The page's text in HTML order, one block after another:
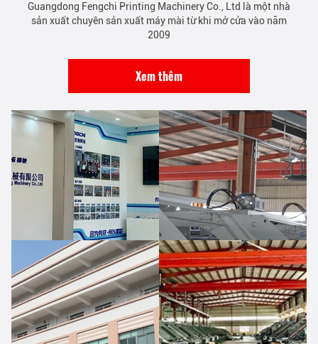
Guangdong Fengchi Printing Machinery Co., Ltd là một nhà
sản xuất chuyên sản xuất máy mài từ khi mở cửa vào năm
2009
Xem thêm